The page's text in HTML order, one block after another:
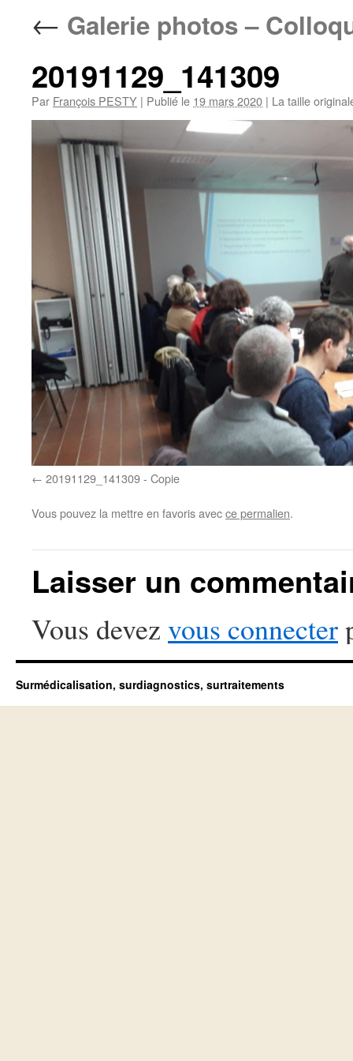
← Galerie photos –
20191129_141309
Par François PESTY | Publié le 19 mars 2020 | La taille
20191129_141309 - Copie
Vous pouvez la mettre en favoris avecce permalien.
Laisser un
Vous devez vous connecter
Surmédicalisation, surdiagnostics, surtraitements